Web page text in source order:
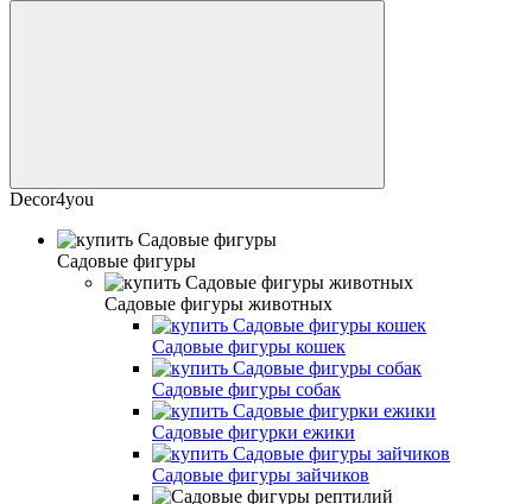
Decor4you
Садовые фигуры
Садовые фигуры животных
Садовые фигуры кошек
Садовые фигуры собак
Садовые фигурки ежики
Садовые фигуры зайчиков